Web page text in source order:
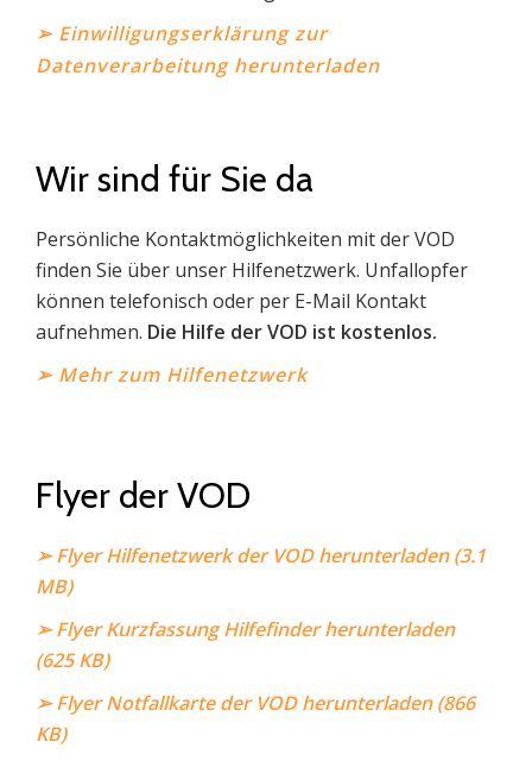
➢ Einwilligungserklärung zur
Datenverarbeitung herunterladen
Wir sind für Sie da
Persönliche Kontaktmöglichkeiten mit der VOD
finden Sie über unser Hilfenetzwerk. Unfallopfer
können telefonisch oder per E-Mail Kontakt
aufnehmen. Die Hilfe der VOD ist kostenlos.
➢ Mehr zum Hilfenetzwerk
Flyer der VOD
➢Flyer Hilfenetzwerk der VOD herunterladen (3.1
MB)
➢Flyer Kurzfassung Hilfefinder herunterladen
(625 KB)
➢Flyer Notfallkarte der VOD herunterladen (866
KB)